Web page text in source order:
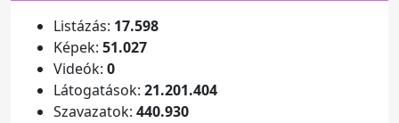
Listázás: 17.598
Képek: 51.027
Videók: 0
Látogatások: 21.201.404
Szavazatok: 440.930